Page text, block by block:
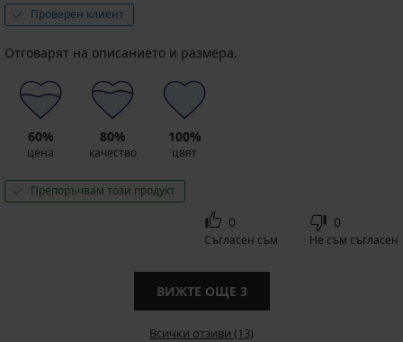
Проверен клиент
Отговарят на описанието и размера.
60%
цена
80%
качество
100%
цвят
Препоръчвам този продукт
0
Съгласен съм
0
Не съм съгласен
ВИЖТЕ ОЩЕ 3
Всички отзиви (13)